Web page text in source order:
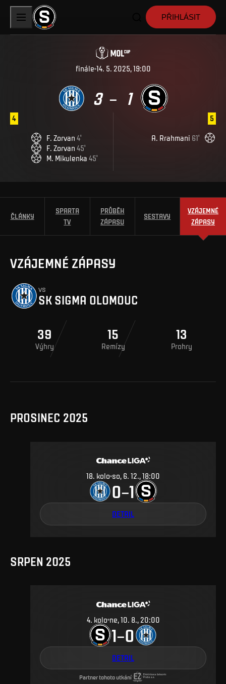
PŘIHLÁSIT
finále 14. 5. 2025, 19:00
3 – 1
5
A Rrahmani 61'
4
F Zorvan 4'
F Zorvan 45'
M Mikulenka 45'
ČLÁNKY
SPARTA
TV
PRŮBĚH
ZÁPASU
SESTAVY
VZÁJEMNÉ
ZÁPASY
VZÁJEMNÉ ZÁPASY
vs
SK SIGMA OLOMOUC
39
Výhry
15
Remízy
13
Prohry
PROSINEC 2025
18. kolo so, 6. 12., 18:00
0–1
DETAIL
SRPEN 2025
4. kolo ne, 10. 8., 20:00
1–0
DETAIL
Partner tohoto utkání